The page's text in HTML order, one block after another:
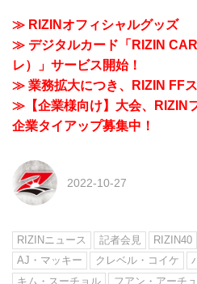
≫ RIZINオフィシャルグッズ
≫ デジタルカード「RIZIN
レ）」サービス開始！
≫ 業務拡大につき、RIZIN FFス
≫【企業様向け】大会、RIZIN
企業タイアップ募集中！
2022-10-27
RIZINニュース 記者会見 RIZIN40
AJ・マッキー
クレベル・コイケ
キム・スーチョル
フアン・アーチ